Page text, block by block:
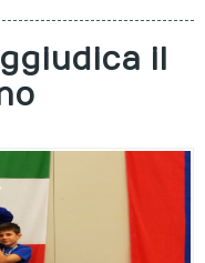
il